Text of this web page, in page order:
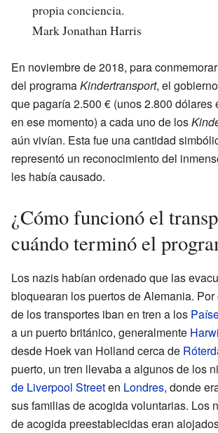
propia conciencia.
Mark Jonathan Harris
En noviembre de 2018, para
del programaKindertransport, el
que pagaría 2.500 € (unos 2.800 dólares
en ese momento) a cada uno de los
aún vivían. Esta fue una cantidad
representó un reconocimiento del
les había causado.
¿Cómo funcionó el
cuándo terminó el
Los nazis habían ordenado que las
bloquearan los puertos de Alemania.
de los transportes iban en tren a los
a un puerto británico, generalmente
desde Hoek van Holland cerca de
puerto, un tren llevaba a algunos de los
de Liverpool Streeten Londres, donde
sus familias de acogida voluntarias. Los
de acogida preestablecidas eran